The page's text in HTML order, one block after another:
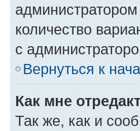
количество
с
Вернуться к
Как мне
Так же, как и